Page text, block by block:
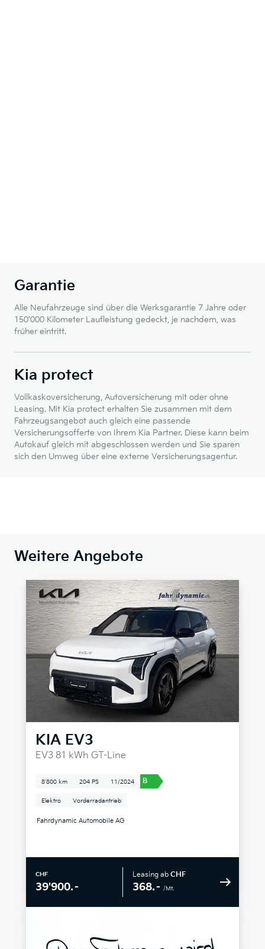
Garantie
Alle Neufahrzeuge sind über die Werksgarantie 7 Jahre oder
150’000 Kilometer Laufleistung gedeckt, je nachdem, was
früher eintritt.
Kia protect
Vollkaskoversicherung, Autoversicherung mit oder ohne
Leasing. Mit Kia protect erhalten Sie zusammen mit dem
Fahrzeugsangebot auch gleich eine passende
Versicherungsofferte von Ihrem Kia Partner. Diese kann beim
Autokauf gleich mit abgeschlossen werden und Sie sparen
sich den Umweg über eine externe Versicherungsagentur.
Weitere Angebote
KIA EV3
EV3 81 kWh GT-Line
8'800 km 204 PS 11/2024 B
Elektro Vorderradantrieb
Fahrdynamic Automobile AG
CHF
39'900.–
Leasing ab CHF
368.– /Mt.